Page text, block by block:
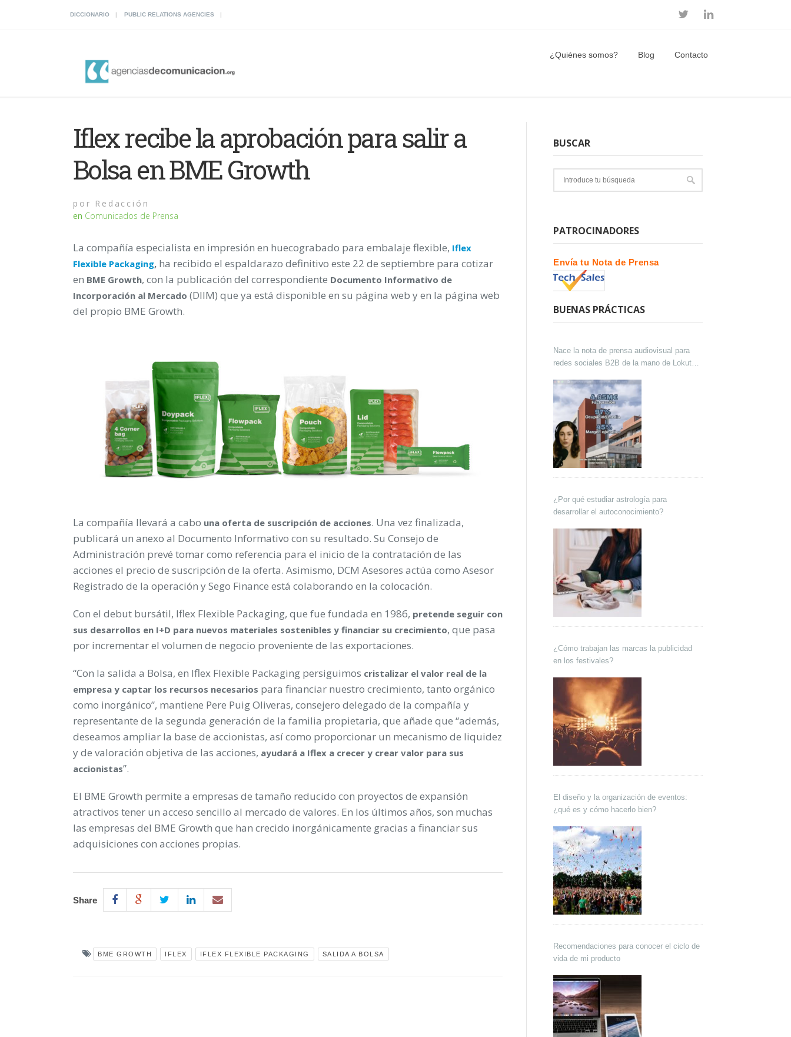
DICCIONARIO PUBLIC RELATIONS AGENCIES
¿Quiénes somos? Blog Contacto
Iflex recibe la aprobación para salir a
Bolsa en BME Growth
por Redacción
en Comunicados de Prensa
La compañía especialista en impresión en huecograbado para embalaje flexible, Iflex
Flexible Packaging, ha recibido el espaldarazo definitivo este 22 de septiembre para cotizar
en BME Growth, con la publicación del correspondiente Documento Informativo de
Incorporación al Mercado (DIIM) que ya está disponible en su página web y en la página web
del propio BME Growth.
La compañía llevará a cabo una oferta de suscripción de acciones. Una vez finalizada,
publicará un anexo al Documento Informativo con su resultado. Su Consejo de
Administración prevé tomar como referencia para el inicio de la contratación de las
acciones el precio de suscripción de la oferta. Asimismo, DCM Asesores actúa como Asesor
Registrado de la operación y Sego Finance está colaborando en la colocación.
Con el debut bursátil, Iflex Flexible Packaging, que fue fundada en 1986, pretende seguir con
sus desarrollos en I+D para nuevos materiales sostenibles y financiar su crecimiento, que pasa
por incrementar el volumen de negocio proveniente de las exportaciones.
“Con la salida a Bolsa, en Iflex Flexible Packaging persiguimos cristalizar el valor real de la
empresa y captar los recursos necesarios para financiar nuestro crecimiento, tanto orgánico
como inorgánico”, mantiene Pere Puig Oliveras, consejero delegado de la compañía y
representante de la segunda generación de la familia propietaria, que añade que “además,
deseamos ampliar la base de accionistas, así como proporcionar un mecanismo de liquidez
y de valoración objetiva de las acciones, ayudará a Iflex a crecer y crear valor para sus
accionistas”.
El BME Growth permite a empresas de tamaño reducido con proyectos de expansión
atractivos tener un acceso sencillo al mercado de valores. En los últimos años, son muchas
las empresas del BME Growth que han crecido inorgánicamente gracias a financiar sus
adquisiciones con acciones propias.
Share
BME GROWTH IFLEX IFLEX FLEXIBLE PACKAGING SALIDA A BOLSA
BUSCAR
PATROCINADORES
Envía tu Nota de Prensa
BUENAS PRÁCTICAS
Nace la nota de prensa audiovisual para
redes sociales B2B de la mano de Lokutor
¿Por qué estudiar astrología para
desarrollar el autoconocimiento?
¿Cómo trabajan las marcas la publicidad
en los festivales?
El diseño y la organización de eventos:
¿qué es y cómo hacerlo bien?
Recomendaciones para conocer el ciclo de
vida de mi producto